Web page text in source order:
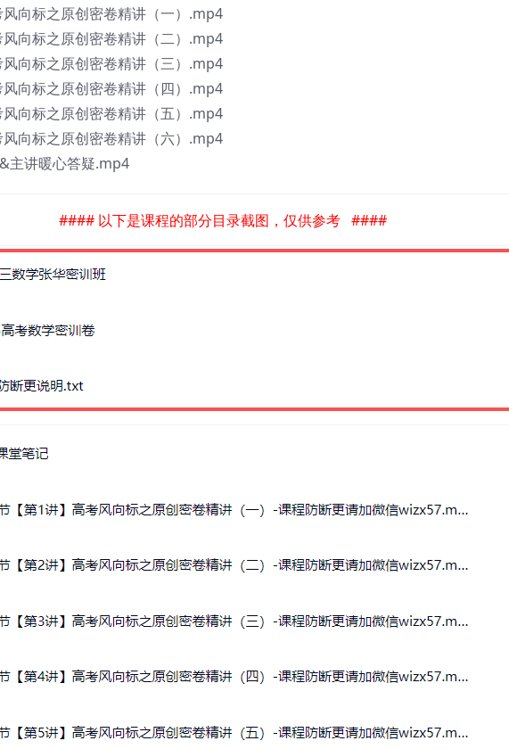
向标之原创密卷精讲（一）.mp4
向标之原创密卷精讲（二）.mp4
向标之原创密卷精讲（三）.mp4
向标之原创密卷精讲（四）.mp4
向标之原创密卷精讲（五）.mp4
向标之原创密卷精讲（六）.mp4
主讲暖心答疑.mp4
#### 以下是课程的部分目录截图，仅供参考 ####